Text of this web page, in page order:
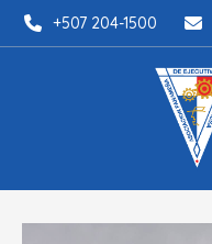
+507 204-1500